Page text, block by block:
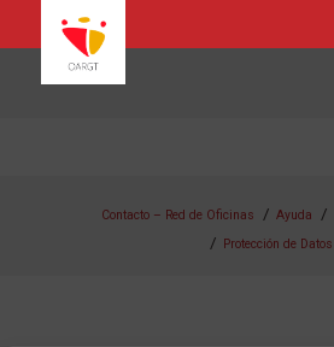
Contacto – Red de Oficinas Ayuda
Protección de Datos